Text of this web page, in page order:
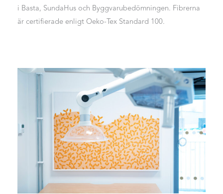
i Basta, SundaHus och Byggvarubedömningen. Fibrerna
är certifierade enligt Oeko-Tex Standard 100.